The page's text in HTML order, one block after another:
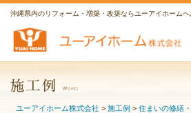
沖縄県内のリフォーム・増築・改築ならユーアイホーム
ユーアイホーム株式会社 > 施工例 > 住まいの修繕